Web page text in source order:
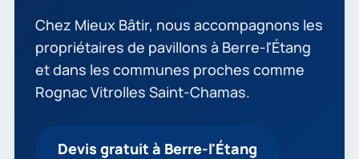
Chez Mieux Bâtir, nous accompagnons les
propriétaires de pavillons à Berre-l'Étang
et dans les communes proches comme
Rognac Vitrolles Saint-Chamas.
Devis gratuit à Berre-l'Étang